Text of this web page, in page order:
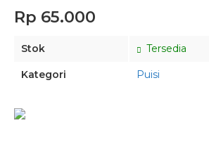
Rp 65.000
Stok Tersedia
Kategori Puisi